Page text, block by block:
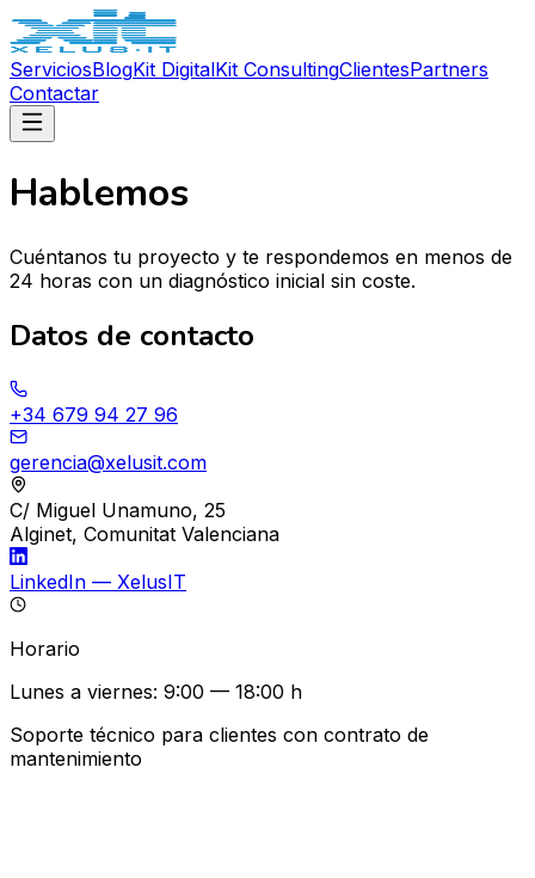
ServiciosBlogKit DigitalKit ConsultingClientesPartners
Contactar
Hablemos
Cuéntanos tu proyecto y te respondemos en menos de
24 horas con un diagnóstico inicial sin coste.
Datos de contacto
+34 679 94 27 96
gerencia@xelusit.com
C/ Miguel Unamuno, 25
Alginet, Comunitat Valenciana
LinkedIn — XelusIT
Horario
Lunes a viernes: 9:00 — 18:00 h
Soporte técnico para clientes con contrato de
mantenimiento